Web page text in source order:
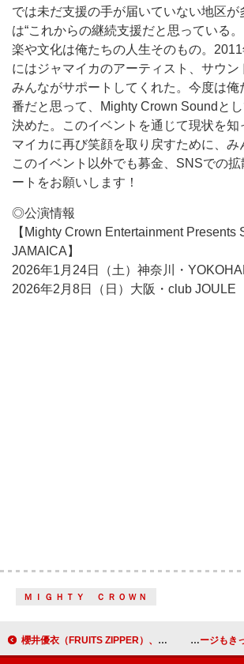
では未だ支援の手が届いていない地区が
は“これからの継続支援だと思っている
楽や文化は俺たちの人生そのもの。
にはジャマイカのアーティスト、サウン
みんながサポートしてくれた。今度は俺
番だと思って、Mighty Crown Soundと
決めた。このイベントを通じて現状を知
マイカに再び笑顔を取り戻すために、み
このイベント以外でも募金、SNSでの
ートをお願いします！
◎公演情報
【Mighty Crown Entertainment Presents
JAMAICA】
2026年1月24日（土）神奈川・
2026年2月8日（日）大阪・club JOULE
ＭＩＧＨＴＹ ＣＲＯＷＮ
櫻井優衣（FRUITS ZIPPER）、ソロメジャーデビュー記念ライブを2026年2月に開催 ワム！、「Last Christmas」が米